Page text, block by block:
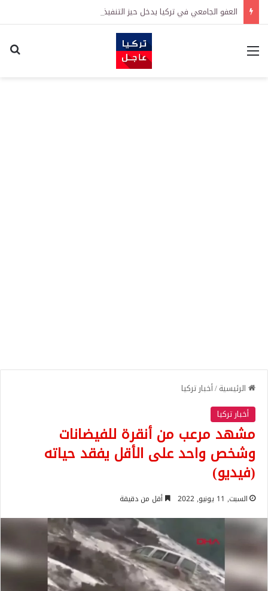
العفو الجامعي في تركيا يدخل حيز التنفيذ رسمياً
القائمة
الرئيسية/أخبار تركيا
أخبار تركيا
مشهد مرعب من أنقرة للفيضانات
وشخص واحد على الأقل يفقد حياته
(فيديو)
السبت, 11 يونيو, 2022 أقل من دقيقة